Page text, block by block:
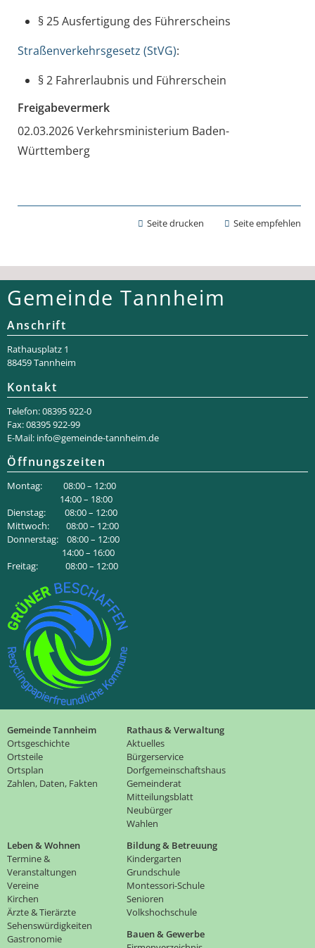
§ 25 Ausfertigung des Führerscheins
Straßenverkehrsgesetz (StVG):
§ 2 Fahrerlaubnis und Führerschein
Freigabevermerk
02.03.2026 Verkehrsministerium Baden-
Württemberg
Seite drucken Seite empfehlen
Gemeinde Tannheim
Anschrift
Rathaus­platz 1
88459 Tannheim
Kontakt
Telefon: 08395 922-0
Fax: 08395 922-99
E-Mail: info@gemeinde-tannheim.de
Öffnungszeiten
Montag: 08:00 – 12:00
14:00 – 18:00
Dienstag: 08:00 – 12:00
Mittwoch: 08:00 – 12:00
Donnerstag: 08:00 – 12:00
14:00 – 16:00
Freitag: 08:00 – 12:00
Gemeinde Tannheim
Ortsgeschichte
Ortsteile
Ortsplan
Zahlen, Daten, Fakten
Rathaus & Verwaltung
Aktuelles
Bürgerservice
Dorfgemeinschaftshaus
Gemeinderat
Mitteilungsblatt
Neubürger
Wahlen
Leben & Wohnen
Termine &
Veranstaltungen
Vereine
Kirchen
Ärzte & Tierärzte
Sehenswürdigkeiten
Gastronomie
Bildung & Betreuung
Kindergarten
Grundschule
Montessori-Schule
Senioren
Volkshochschule
Bauen & Gewerbe